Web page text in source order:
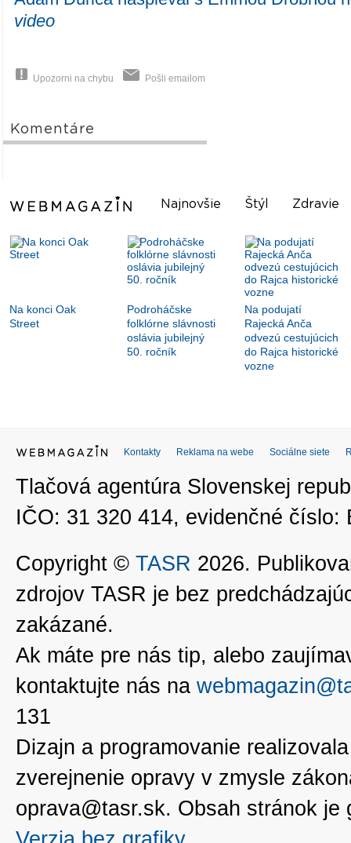
video
Upozorni na chybu Pošli emailom
Komentáre
Najnovšie Štýl Zdravie
Na konci Oak
Street
Podroháčske
folklórne slávnosti
oslávia jubilejný
50. ročník
Na podujatí
Rajecká Anča
odvezú cestujúcich
do Rajca historické
vozne
Kontakty Reklama na webe Sociálne siete
Tlačová agentúra Slovenskej
IČO: 31 320 414, evidenčné číslo:
Copyright © TASR 2026.
zdrojov TASR je bez
zakázané.
Ak máte pre nás tip, alebo
kontaktujte nás na
131
Dizajn a programovanie
zverejnenie opravy v zmysle
oprava@tasr.sk. Obsah stránok